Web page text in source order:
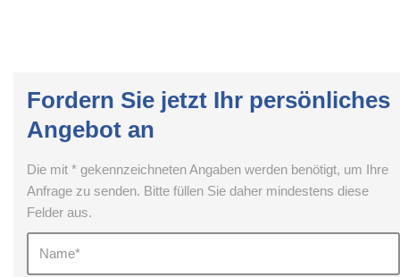
Fordern Sie jetzt Ihr persönliches
Angebot an
Die mit * gekennzeichneten Angaben werden benötigt, um Ihre
Anfrage zu senden. Bitte füllen Sie daher mindestens diese
Felder aus.